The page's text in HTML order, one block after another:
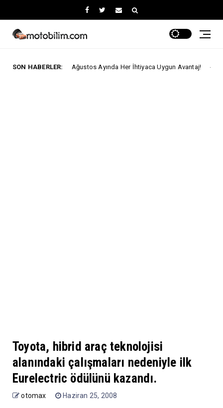
SON HABERLER:
Fiat'ta Ağustos Ayında Her İhtiyaca Uygun Avantaj! Ford Trucks
Toyota, hibrid araç teknolojisi
alanındaki çalışmaları nedeniyle ilk
Eurelectric ödülünü kazandı.
otomax Haziran 25, 2008